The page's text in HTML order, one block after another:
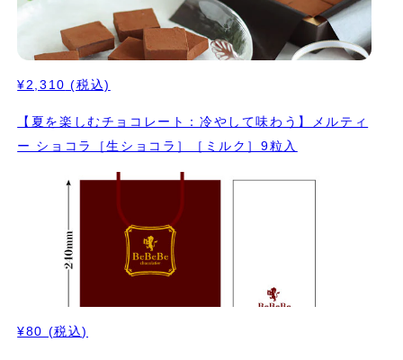
¥2,310 (税込)
【夏を楽しむチョコレート：冷やして味わう】メルティ
ー ショコラ［生ショコラ］［ミルク］9粒入
¥80 (税込)